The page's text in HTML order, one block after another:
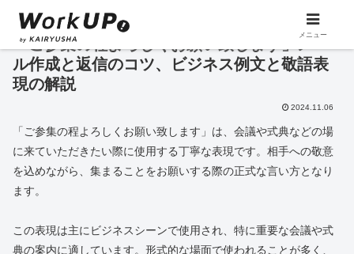
「ご参集の程よろしくお願い致します」メー
ル作成と返信のコツ、ビジネス例文と敬語表
現の解説
2024.11.06
「ご参集の程よろしくお願い致します」は、会議や式典などの場
に来ていただきたい際に使用する丁寧な表現です。相手への敬意
を込めながら、集まることをお願いする際の正式な言い方となり
ます。
この表現は主にビジネスシーンで使用され、特に重要な会議や式
典の案内に適しています。形式的な場面で使われることが多く、
メニュー